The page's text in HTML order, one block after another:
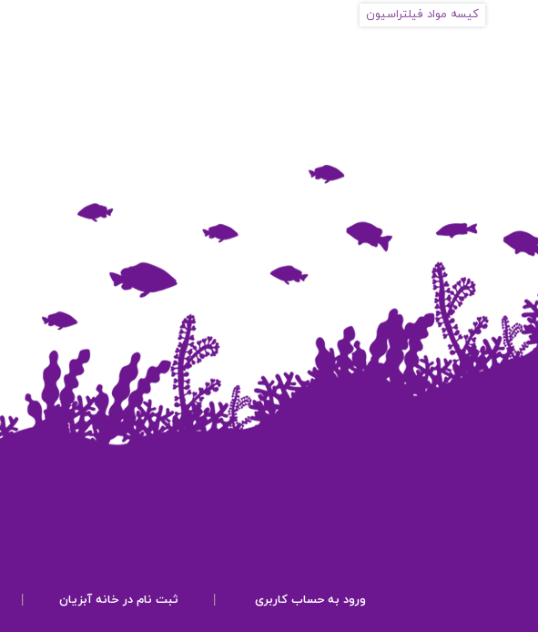
کیسه مواد فیلتراسیون
ورود به حساب کاربری ثبت نام در خانه آبزیان